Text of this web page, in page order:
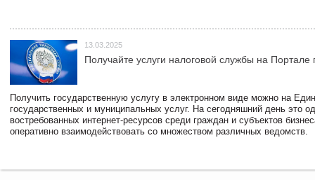
13.03.2025
Получайте услуги налоговой службы на Портале
Получить государственную услугу в электронном виде можно на
государственных и муниципальных услуг. На сегодняшний день это
востребованных интернет-ресурсов среди граждан и субъектов
оперативно взаимодействовать со множеством различных ведомств.